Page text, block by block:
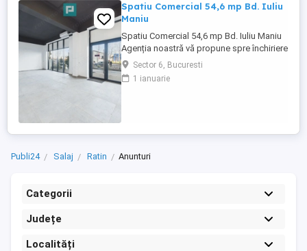
Spatiu Comercial 54,6 mp Bd. Iuliu
Maniu
Spatiu Comercial 54,6 mp Bd. Iuliu Maniu
Agenția noastră vă propune spre închiriere
un spațiu comercial modern, situat pe Bd.
Iuliu Maniu, într-o zonă cu trafic intens, în
imediata apropiere de Militari Shopping
Sector 6, Bucuresti
1 ianuarie
Publi24 Salaj Ratin Anunturi
Categorii
Județe
Localități